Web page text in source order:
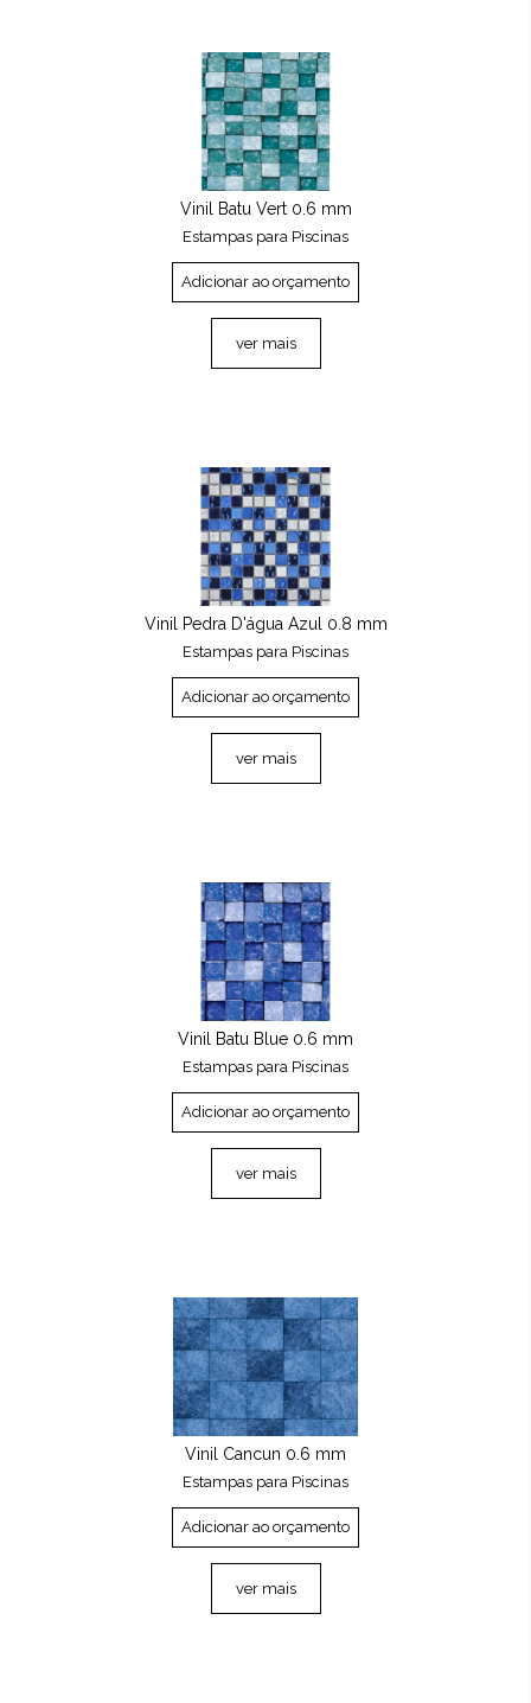
Vinil Batu Vert 0.6 mm
Estampas para Piscinas
Adicionar ao orçamento
ver mais
Vinil Pedra D'água Azul 0.8 mm
Estampas para Piscinas
Adicionar ao orçamento
ver mais
Vinil Batu Blue 0.6 mm
Estampas para Piscinas
Adicionar ao orçamento
ver mais
Vinil Cancun 0.6 mm
Estampas para Piscinas
Adicionar ao orçamento
ver mais